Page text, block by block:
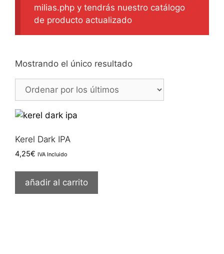
milias.php y tendrás nuestro catálogo
de producto actualizado
Mostrando el único resultado
Kerel Dark IPA
4,25€ IVA Incluido
añadir al carrito